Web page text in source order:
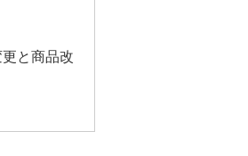
と商品改